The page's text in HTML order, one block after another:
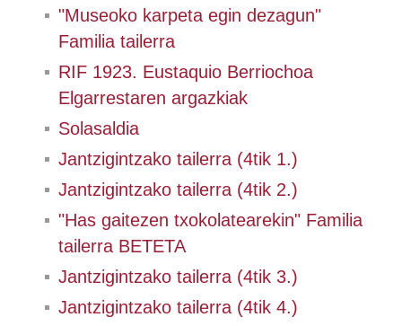
"Museoko karpeta egin dezagun"
Familia tailerra
RIF 1923. Eustaquio Berriochoa
Elgarrestaren argazkiak
Solasaldia
Jantzigintzako tailerra (4tik 1.)
Jantzigintzako tailerra (4tik 2.)
"Has gaitezen txokolatearekin" Familia
tailerra BETETA
Jantzigintzako tailerra (4tik 3.)
Jantzigintzako tailerra (4tik 4.)